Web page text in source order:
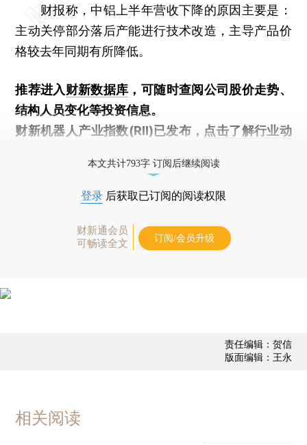
财报称，中铝上半年营收下降的原因主要是：
主动关停部分落后产能进行技术改造，主导产品价
格较去年同期有所降低。
推荐进入财新数据库 ，可随时查阅公司股价走势、
结构人员变化等投资信息。
财新机器人产业指数(RII)已发布， 点击了解行业动
本文共计793字 订阅后继续阅读
登录 后获取已订阅的阅读权限
财新通会员
可畅读全文
订阅/会员升级
责任编辑：贺信
版面编辑：王永
相关阅读